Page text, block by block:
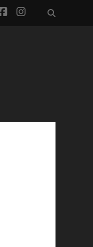
facebook
instagram